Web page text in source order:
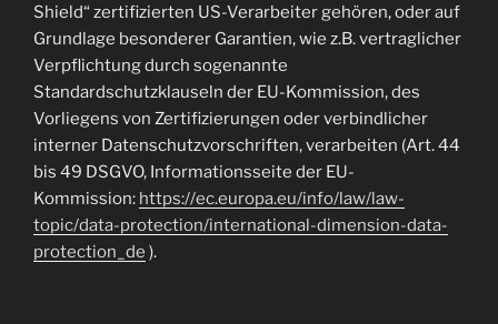
Shield“ zertifizierten US-Verarbeiter gehören, oder auf
Grundlage besonderer Garantien, wie z.B. vertraglicher
Verpflichtung durch sogenannte
Standardschutzklauseln der EU-Kommission, des
Vorliegens von Zertifizierungen oder verbindlicher
interner Datenschutzvorschriften, verarbeiten (Art. 44
bis 49 DSGVO, Informationsseite der EU-
Kommission: https://ec.europa.eu/info/law/law-
topic/data-protection/international-dimension-data-
protection_de ).